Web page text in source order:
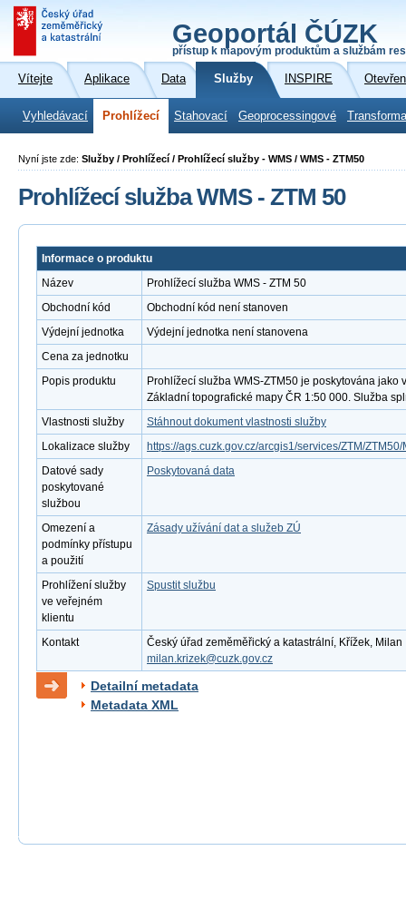
Geoportál ČÚZK
přístup k mapovým produktům a službám
Vítejte Aplikace Data Služby INSPIRE
Vyhledávací Prohlížecí Stahovací Geoprocessingové
Nyní jste zde: Služby / Prohlížecí / Prohlížecí služby - WMS / WMS - ZTM50
Prohlížecí služba WMS - ZTM 50
Informace o produktu
Název
Prohlížecí služba WMS - ZTM 50
Obchodní kód
Obchodní kód není stanoven
Výdejní jednotka
Výdejní jednotka není stanovena
Cena za jednotku
Popis produktu
Prohlížecí služba WMS-ZTM50 je poskytována
Základní topografické mapy ČR 1:50 000. Služba
Vlastnosti služby
Stáhnout dokument vlastnosti služby
Lokalizace služby
https://ags.cuzk.gov.cz/arcgis1/services/ZTM/
Datové sady
poskytované
službou
Poskytovaná data
Omezení a
podmínky přístupu
a použití
Zásady užívání dat a služeb ZÚ
Prohlížení služby
ve veřejném
klientu
Spustit službu
Kontakt
Český úřad zeměměřický a katastrální, Křížek,
milan.krizek@cuzk.gov.cz
Detailní metadata
Metadata XML